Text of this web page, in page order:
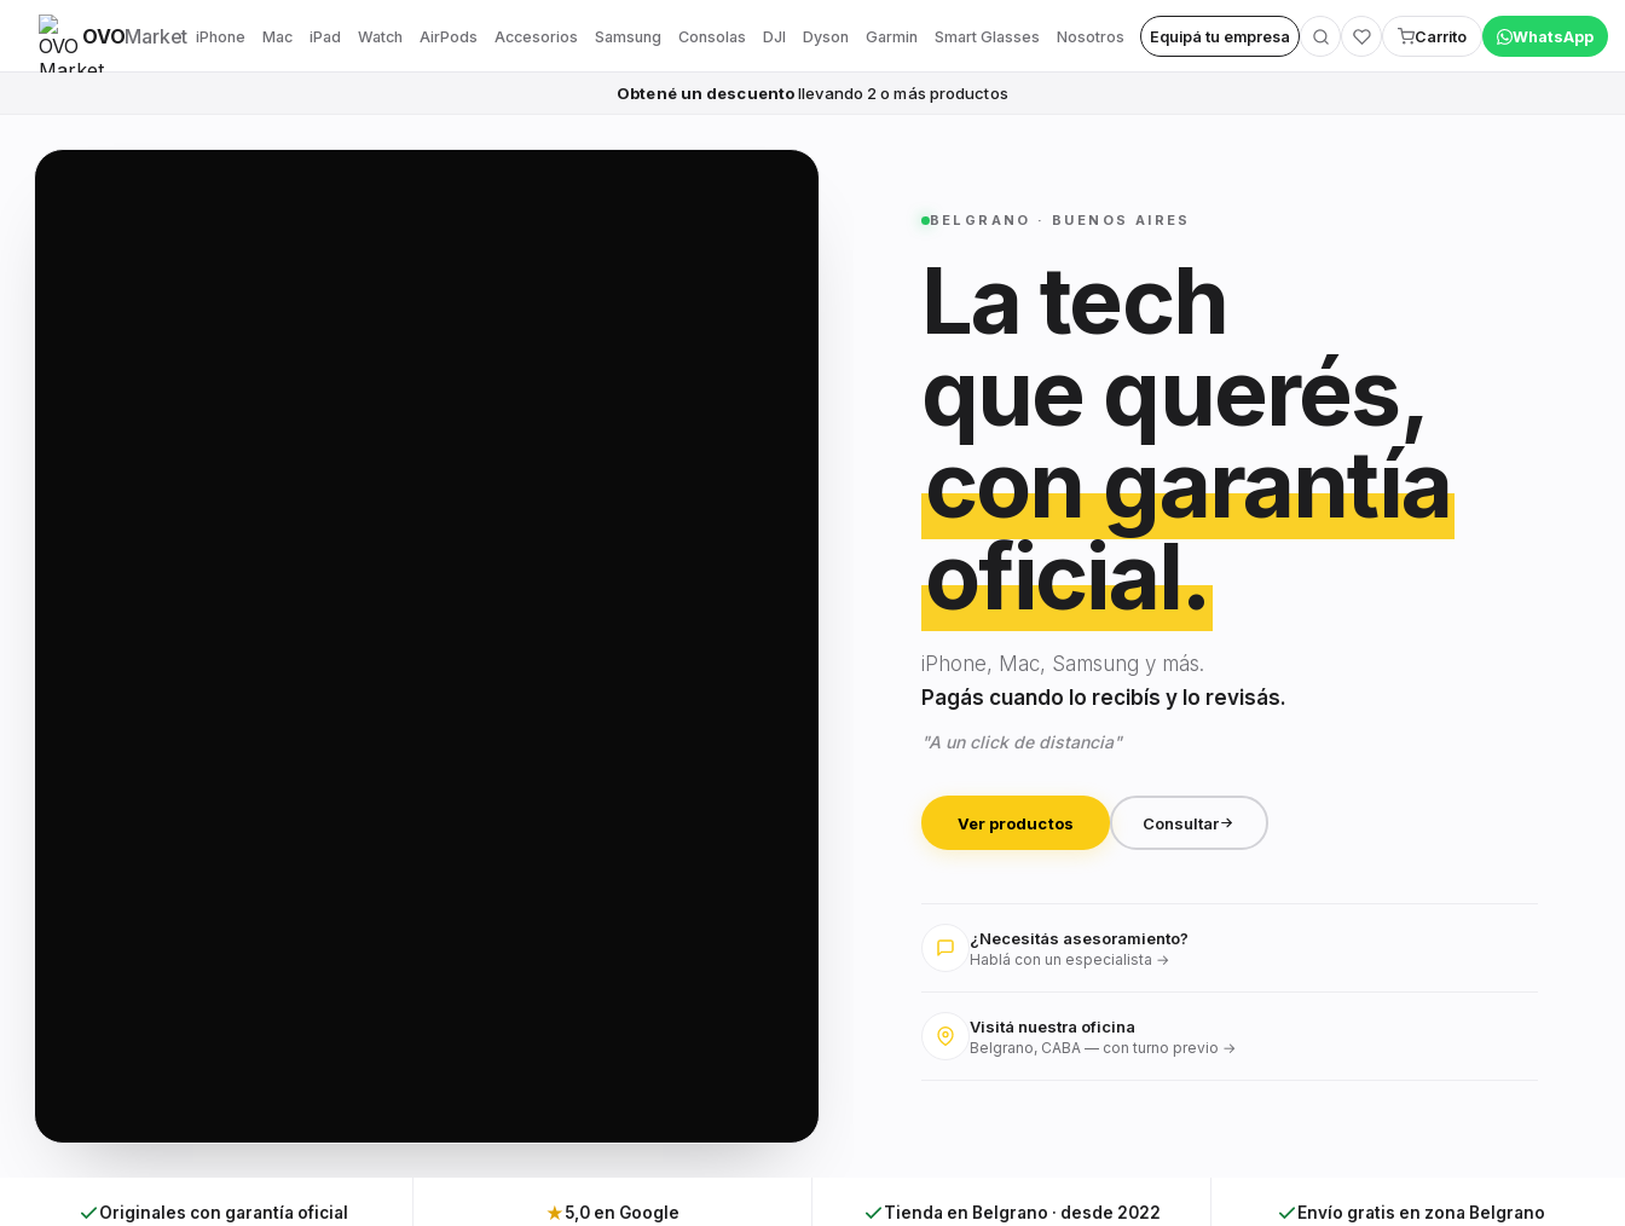
OVOMarket iPhone Mac iPad Watch AirPods Accesorios Samsung Consolas DJI Dyson Garmin Smart Glasses Nosotros Equipá tu empresa Carrito WhatsApp
Obtené un descuentollevando 2 o más productos
BELGRANO · BUENOS AIRES
La tech
que querés,
con garantía
oficial.
iPhone, Mac, Samsung y más.
Pagás cuando lo recibís y lo revisás.
"A un click de distancia"
Ver productos Consultar
¿Necesitás asesoramiento?
Hablá con un especialista →
Visitá nuestra oficina
Belgrano, CABA — con turno previo →
Originales con garantía oficial ★5,0 en Google Tienda en Belgrano · desde 2022 Envío gratis en zona Belgrano